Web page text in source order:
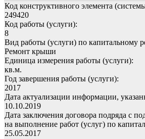
Код конструктивного элемента
249420
Код работы (услуги):
8
Вид работы (услуги) по капитальному
Ремонт крыши
Единица измерения работы (услуги):
кв.м.
Год завершения работы (услуги):
2017
Дата актуализации информации,
10.10.2019
Дата заключения договора подряда с
на выполнение работ (услуг) по
25.05.2017